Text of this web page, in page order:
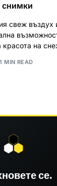
свеж въздух
красота на
1 MIN READ
се.